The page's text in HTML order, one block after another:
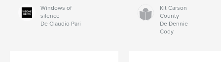
Windows of
silence
De Claudio Pari
Kit Carson
County
De Dennie
Cody